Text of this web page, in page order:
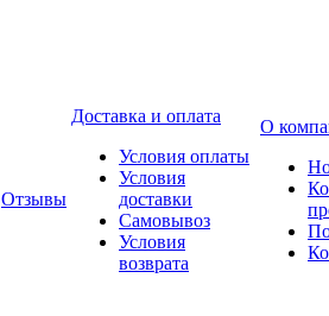
Отзывы
Доставка и оплата
Условия оплаты
Условия
доставки
Самовывоз
Условия
возврата
О